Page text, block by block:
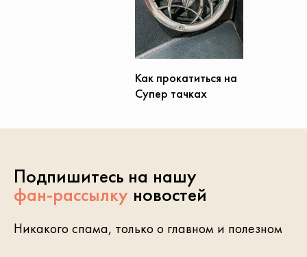
Как прокатиться на
Супер тачках
Подпишитесь на нашу
фан-рассылку новостей
Никакого спама, только о главном и полезном